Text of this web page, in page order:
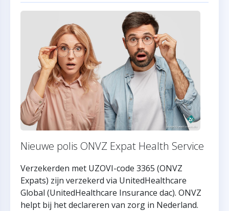
Nieuwe polis ONVZ Expat Health Service
Verzekerden met UZOVI-code 3365 (ONVZ
Expats) zijn verzekerd via UnitedHealthcare
Global (UnitedHealthcare Insurance dac). ONVZ
helpt bij het declareren van zorg in Nederland.